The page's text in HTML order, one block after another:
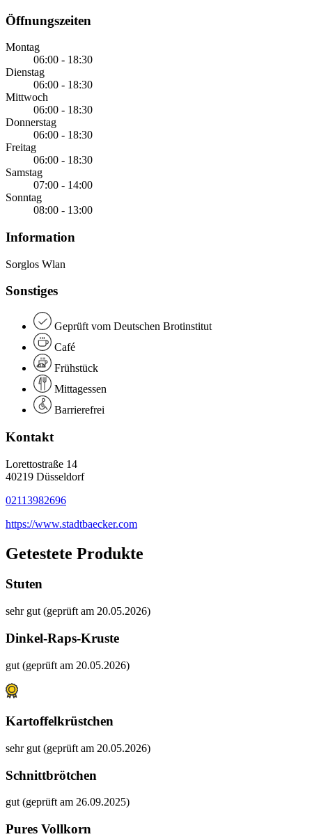
Öffnungszeiten
Montag
06:00 - 18:30
Dienstag
06:00 - 18:30
Mittwoch
06:00 - 18:30
Donnerstag
06:00 - 18:30
Freitag
06:00 - 18:30
Samstag
07:00 - 14:00
Sonntag
08:00 - 13:00
Information
Sorglos Wlan
Sonstiges
Geprüft vom Deutschen Brotinstitut
Café
Frühstück
Mittagessen
Barrierefrei
Kontakt
Lorettostraße 14
40219 Düsseldorf
02113982696
https://www.stadtbaecker.com
Getestete Produkte
Stuten
sehr gut (geprüft am 20.05.2026)
Dinkel-Raps-Kruste
gut (geprüft am 20.05.2026)
Kartoffelkrüstchen
sehr gut (geprüft am 20.05.2026)
Schnittbrötchen
gut (geprüft am 26.09.2025)
Pures Vollkorn